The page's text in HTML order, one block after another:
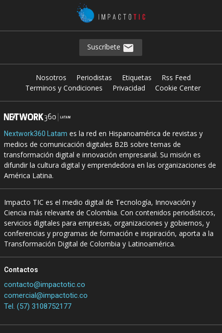
Suscríbete
Nosotros Periodistas Etiquetas
Rss Feed
Terminos y Condiciones
Privacidad Cookie Center
Nextwork360 Latam es la red en Hispanoamérica de revistas y
medios de comunicación digitales B2B sobre temas de
transformación digital e innovación empresarial. Su misión es
difundir la cultura digital y emprendedora en las organizaciones de
América Latina.
Impacto TIC es el medio digital de Tecnología, Innovación y
Ciencia más relevante de Colombia. Con contenidos periodísticos,
servicios digitales para empresas, organizaciones y gobiernos, y
conferencias y programas de formación e inspiración, aporta a la
Transformación Digital de Colombia y Latinoamérica.
Contactos
contacto@impactotic.co
comercial@impactotic.co
Tel. (57) 3108752177